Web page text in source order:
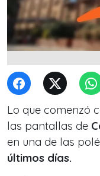
Lo que comenzó
las pantallas de
en una de las
últimos días.